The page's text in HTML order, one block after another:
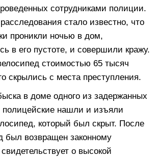
сотрудниками полиции.
стало известно, что
проникли ночью в дом,
в его пустоте, и совершили кражу.
стоимостью 65 тысяч
скрылись с места преступления.
в доме одного из задержанных
полицейские нашли и изъяли
который был скрыт. После
был возвращен законному
о высокой